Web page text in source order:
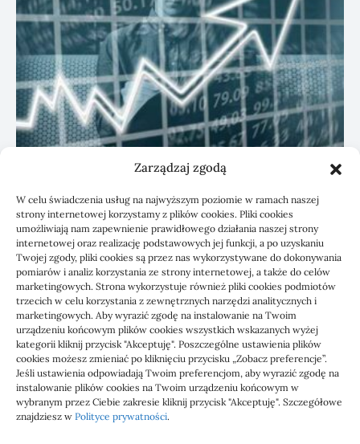
Zarządzaj zgodą
W celu świadczenia usług na najwyższym poziomie w ramach naszej
strony internetowej korzystamy z plików cookies. Pliki cookies
umożliwiają nam zapewnienie prawidłowego działania naszej strony
internetowej oraz realizację podstawowych jej funkcji, a po uzyskaniu
Twojej zgody, pliki cookies są przez nas wykorzystywane do dokonywania
pomiarów i analiz korzystania ze strony internetowej, a także do celów
marketingowych. Strona wykorzystuje również pliki cookies podmiotów
trzecich w celu korzystania z zewnętrznych narzędzi analitycznych i
marketingowych. Aby wyrazić zgodę na instalowanie na Twoim
urządzeniu końcowym plików cookies wszystkich wskazanych wyżej
kategorii kliknij przycisk "Akceptuję". Poszczególne ustawienia plików
cookies możesz zmieniać po kliknięciu przycisku „Zobacz preferencje”.
Jeśli ustawienia odpowiadają Twoim preferencjom, aby wyrazić zgodę na
instalowanie plików cookies na Twoim urządzeniu końcowym w
wybranym przez Ciebie zakresie kliknij przycisk "Akceptuję". Szczegółowe
znajdziesz w Polityce prywatności.
KSeF: przygotowanie sp. z o.o. z biurem
rachunkowym
1000 WIADOMOŚCI